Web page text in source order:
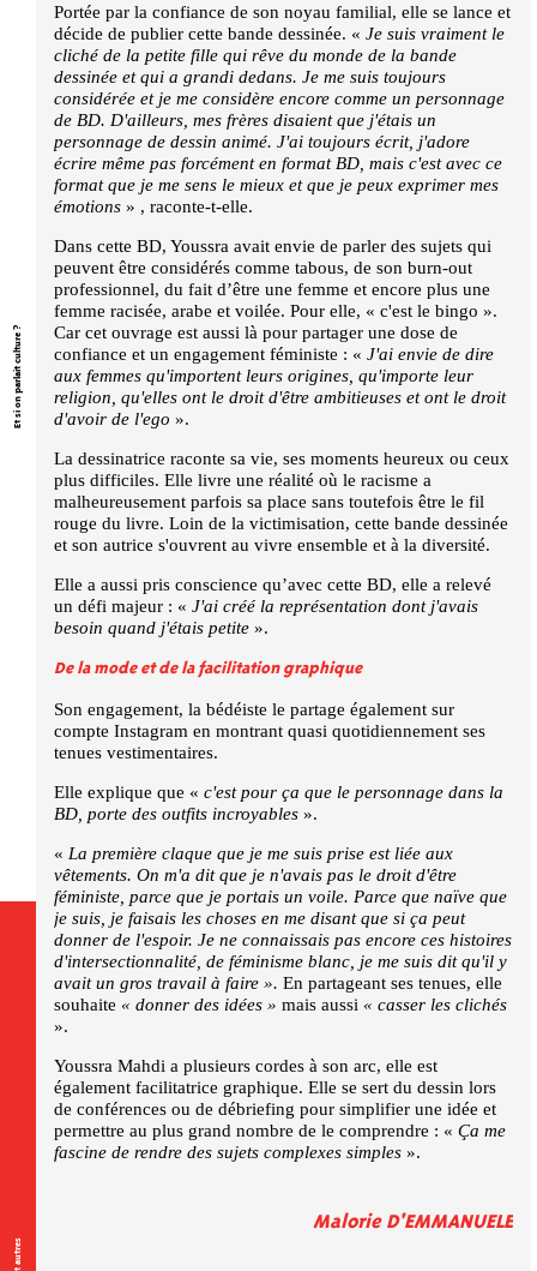
Et si on parlait culture ?
Portée par la confiance de son noyau familial, elle se lance et
décide de publier cette bande dessinée. « Je suis vraiment le
cliché de la petite fille qui rêve du monde de la bande
dessinée et qui a grandi dedans. Je me suis toujours
considérée et je me considère encore comme un personnage
de BD. D'ailleurs, mes frères disaient que j'étais un
personnage de dessin animé. J'ai toujours écrit, j'adore
écrire même pas forcément en format BD, mais c'est avec ce
format que je me sens le mieux et que je peux exprimer mes
émotions » , raconte-t-elle.
Dans cette BD, Youssra avait envie de parler des sujets qui
peuvent être considérés comme tabous, de son burn-out
professionnel, du fait d’être une femme et encore plus une
femme racisée, arabe et voilée. Pour elle, « c'est le bingo ».
Car cet ouvrage est aussi là pour partager une dose de
confiance et un engagement féministe : « J'ai envie de dire
aux femmes qu'importent leurs origines, qu'importe leur
religion, qu'elles ont le droit d'être ambitieuses et ont le droit
d'avoir de l'ego ».
La dessinatrice raconte sa vie, ses moments heureux ou ceux
plus difficiles. Elle livre une réalité où le racisme a
malheureusement parfois sa place sans toutefois être le fil
rouge du livre. Loin de la victimisation, cette bande dessinée
et son autrice s'ouvrent au vivre ensemble et à la diversité.
Elle a aussi pris conscience qu’avec cette BD, elle a relevé
un défi majeur : « J'ai créé la représentation dont j'avais
besoin quand j'étais petite ».
De la mode et de la facilitation graphique
Son engagement, la bédéiste le partage également sur
compte Instagram en montrant quasi quotidiennement ses
tenues vestimentaires.
Elle explique que « c'est pour ça que le personnage dans la
BD, porte des outfits incroyables ».
« La première claque que je me suis prise est liée aux
vêtements. On m'a dit que je n'avais pas le droit d'être
féministe, parce que je portais un voile. Parce que naïve que
je suis, je faisais les choses en me disant que si ça peut
donner de l'espoir. Je ne connaissais pas encore ces histoires
d'intersectionnalité, de féminisme blanc, je me suis dit qu'il y
avait un gros travail à faire ». En partageant ses tenues, elle
souhaite « donner des idées » mais aussi « casser les clichés
».
Youssra Mahdi a plusieurs cordes à son arc, elle est
également facilitatrice graphique. Elle se sert du dessin lors
de conférences ou de débriefing pour simplifier une idée et
permettre au plus grand nombre de le comprendre : « Ça me
fascine de rendre des sujets complexes simples ».
Malorie D'EMMANUELE